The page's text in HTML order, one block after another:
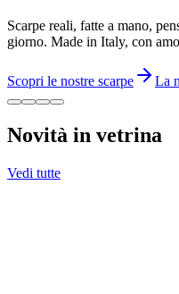
Scarpe reali, fatte a mano,
giorno. Made in Italy, con
Scopri le nostre scarpe La
Novità in vetrina
Vedi tutte